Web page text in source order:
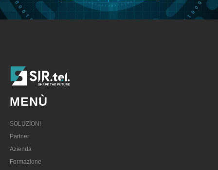
MENÙ
SOLUZIONI
Partner
Azienda
Formazione